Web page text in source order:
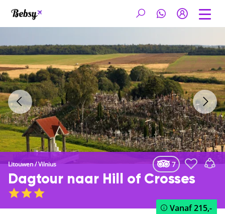
Litouwen/Vilnius 7
Dagtour naar Hill of Crosses
Vanaf215,-